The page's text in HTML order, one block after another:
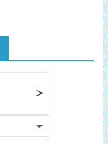
>